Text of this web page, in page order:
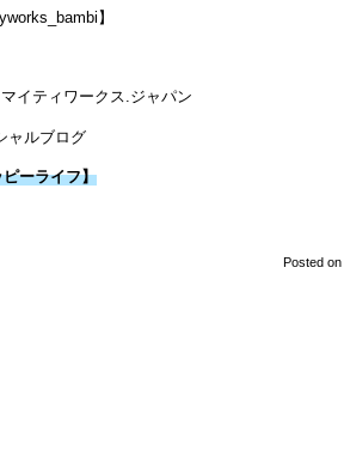
】
イティワークス.ジャパン
ャルブログ
ーライフ】
Posted on